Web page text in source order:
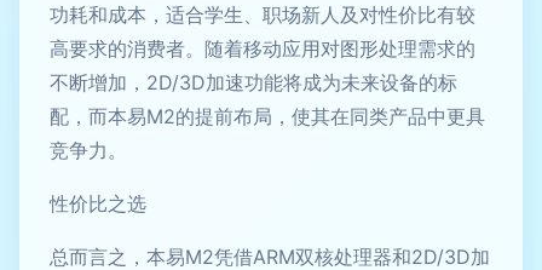
功耗和成本，适合学生、职场新人及对性价比有较
高要求的消费者。随着移动应用对图形处理需求的
不断增加，2D/3D加速功能将成为未来设备的标
配，而本易M2的提前布局，使其在同类产品中更具
竞争力。
性价比之选
总而言之，本易M2凭借ARM双核处理器和2D/3D加